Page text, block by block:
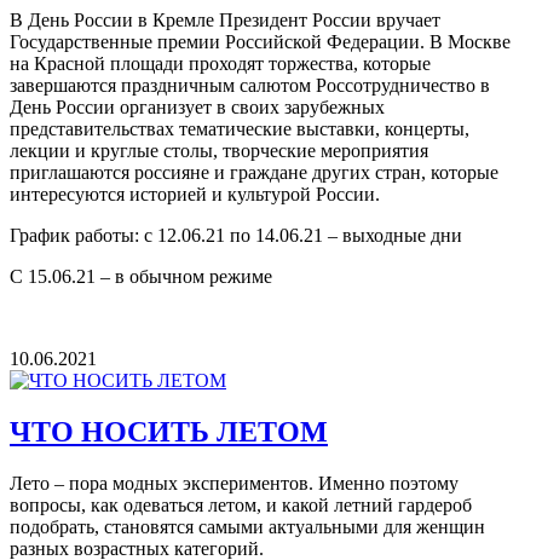
В День России в Кремле Президент России вручает
Государственные премии Российской Федерации. В Москве
на Красной площади проходят торжества, которые
завершаются праздничным салютом Россотрудничество в
День России организует в своих зарубежных
представительствах тематические выставки, концерты,
лекции и круглые столы, творческие мероприятия
приглашаются россияне и граждане других стран, которые
интересуются историей и культурой России.
График работы: с 12.06.21 по 14.06.21 – выходные дни
С 15.06.21 – в обычном режиме
10.06.2021
ЧТО НОСИТЬ ЛЕТОМ
Лето – пора модных экспериментов. Именно поэтому
вопросы, как одеваться летом, и какой летний гардероб
подобрать, становятся самыми актуальными для женщин
разных возрастных категорий.